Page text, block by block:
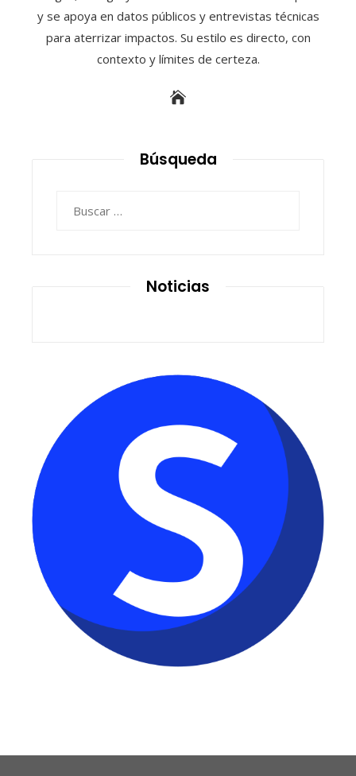
y se apoya en datos públicos y entrevistas técnicas
para aterrizar impactos. Su estilo es directo, con
contexto y límites de certeza.
Búsqueda
Noticias